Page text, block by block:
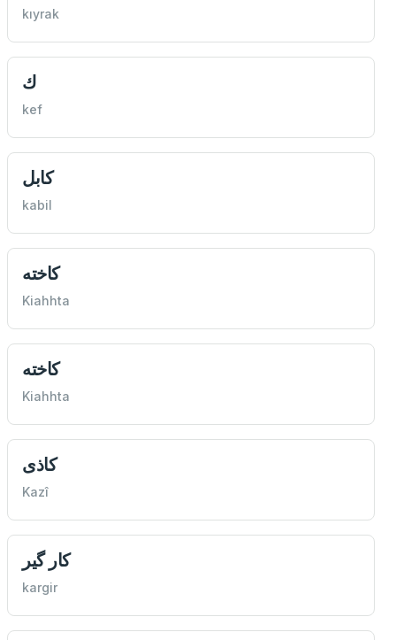
kıyrak
ك
kef
كابل
kabil
كاخته
Kiahhta
كاخته
Kiahhta
كاذی
Kazî
كار گیر
kargir